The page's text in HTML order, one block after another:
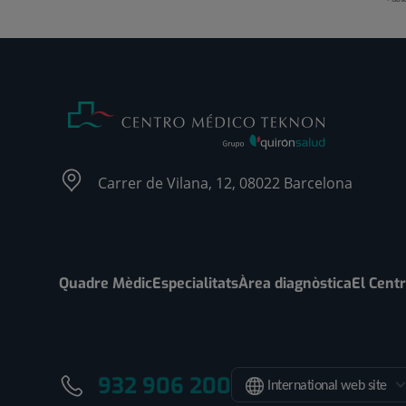
Carrer de Vilana, 12, 08022 Barcelona
Quadre MèdicEspecialitatsÀrea diagnòsticaEl
932 906 200 International web site